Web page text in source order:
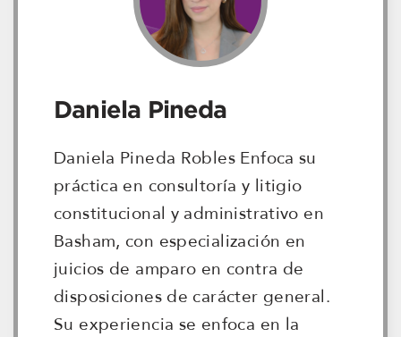
Daniela Pineda
Daniela Pineda Robles Enfoca su
práctica en consultoría y litigio
constitucional y administrativo en
Basham, con especialización en
juicios de amparo en contra de
disposiciones de carácter general.
Su experiencia se enfoca en la